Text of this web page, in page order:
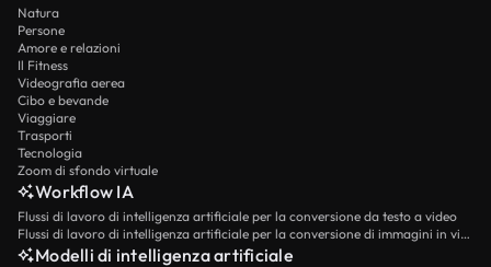
Natura
Persone
Amore e relazioni
Il Fitness
Videografia aerea
Cibo e bevande
Viaggiare
Trasporti
Tecnologia
Zoom di sfondo virtuale
Workflow IA
Flussi di lavoro di intelligenza artificiale per la conversione da testo a video
Flussi di lavoro di intelligenza artificiale per la conversione di immagini in video
Modelli di intelligenza artificiale